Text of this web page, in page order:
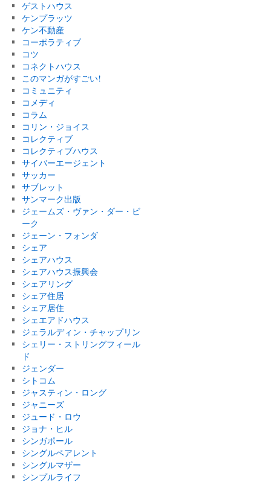
ゲストハウス
ケンプラッツ
ケン不動産
コーポラティブ
コツ
コネクトハウス
このマンガがすごい!
コミュニティ
コメディ
コラム
コリン・ジョイス
コレクティブ
コレクティブハウス
サイバーエージェント
サッカー
サブレット
サンマーク出版
ジェームズ・ヴァン・ダー・ビ
ーク
ジェーン・フォンダ
シェア
シェアハウス
シェアハウス振興会
シェアリング
シェア住居
シェア居住
シェエアドハウス
ジェラルディン・チャップリン
シェリー・ストリングフィール
ド
ジェンダー
シトコム
ジャスティン・ロング
ジャニーズ
ジュード・ロウ
ジョナ・ヒル
シンガポール
シングルペアレント
シングルマザー
シンプルライフ